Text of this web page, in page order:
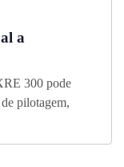
a
300 pode
pilotagem,